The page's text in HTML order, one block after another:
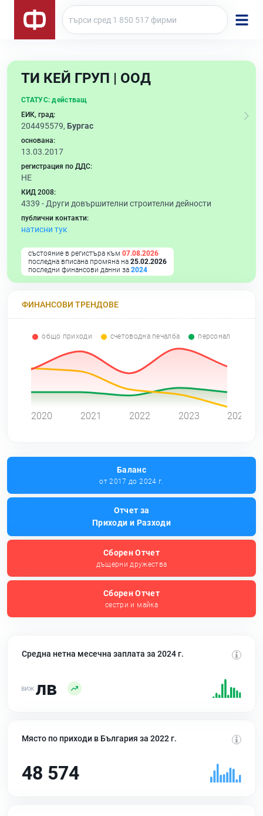
ТИ КЕЙ ГРУП | ООД
СТАТУС: действащ
ЕИК, град:
204495579, Бургас
основана:
13.03.2017
регистрация по ДДС:
НЕ
КИД 2008:
4339 - Други довършителни строителни дейности
публични контакти:
натисни тук
състояние в регистъра към 07.08.2026
последна вписана промяна на 25.02.2026
последни финансови данни за 2024
ФИНАНСОВИ ТРЕНДОВЕ
общо приходи счетоводна печалба персонал
2020 2021 2022 2023 2024
Баланс
от 2017 до 2024 г.
Отчет за
Приходи и Разходи
Сборен Отчет
дъщерни дружества
Сборен Отчет
сестри и майка
Средна нетна месечна заплата за 2024 г.
лв
Място по приходи в България за 2022 г.
48 574